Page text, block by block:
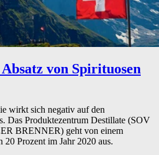
von Spirituosen
wirkt sich negativ auf den
Das Produktezentrum Destillate (SOV
BRENNER) geht von einem
20 Prozent im Jahr 2020 aus.